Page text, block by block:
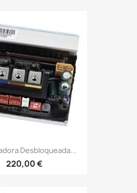
Desbloqueada...
220,00 €